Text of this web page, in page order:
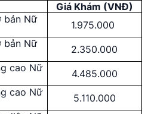
Giá Khám (VNĐ)
bản Nữ
1.975.000
bản Nữ
2.350.000
cao Nữ
4.485.000
cao Nữ
5.110.000